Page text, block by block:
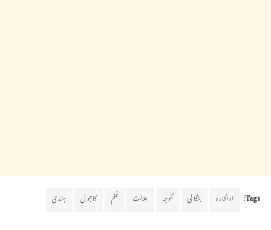
Tags: اداکارہ بنگالی تنوجہ علالت فلم کاجول ہندی